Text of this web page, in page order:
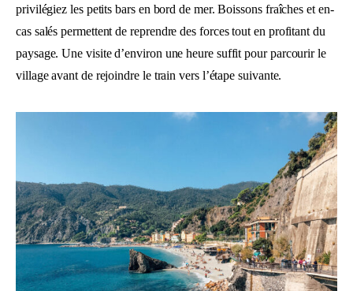
privilégiez les petits bars en bord de mer. Boissons fraîches et en-
cas salés permettent de reprendre des forces tout en profitant du
paysage. Une visite d’environ une heure suffit pour parcourir le
village avant de rejoindre le train vers l’étape suivante.